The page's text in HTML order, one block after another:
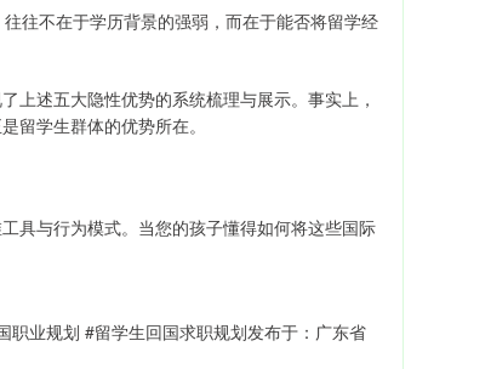
往不在于学历背景的强弱，而在于能否将留学经
述五大隐性优势的系统梳理与展示。事实上，
留学生群体的优势所在。
具与行为模式。当您的孩子懂得如何将这些国际
业规划 #留学生回国求职规划发布于：广东省